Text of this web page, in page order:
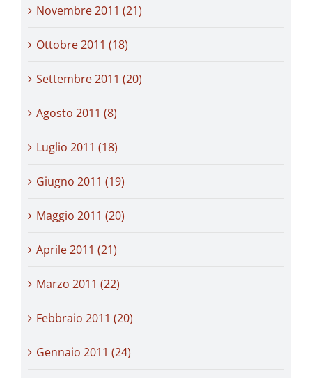
Novembre 2011 (21)
Ottobre 2011 (18)
Settembre 2011 (20)
Agosto 2011 (8)
Luglio 2011 (18)
Giugno 2011 (19)
Maggio 2011 (20)
Aprile 2011 (21)
Marzo 2011 (22)
Febbraio 2011 (20)
Gennaio 2011 (24)